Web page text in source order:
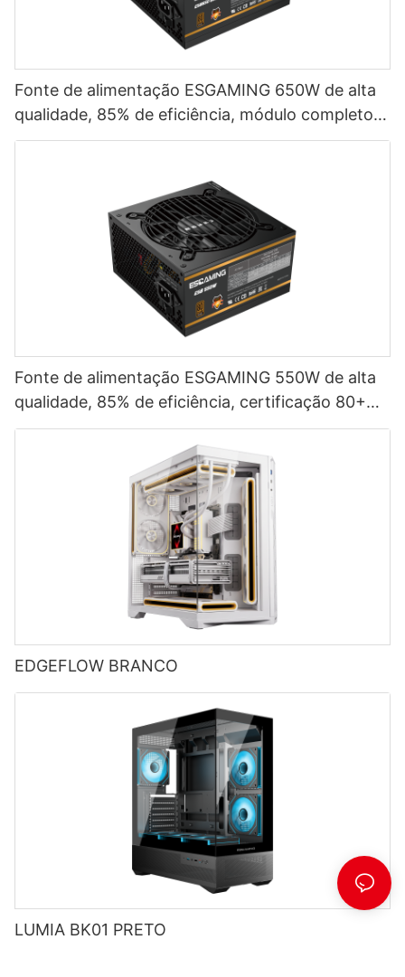
Fonte de alimentação ESGAMING 650W de alta
qualidade, 85% de eficiência, módulo completo,
certificação 80+ Bronze para PC desktop
Fonte de alimentação ESGAMING 550W de alta
qualidade, 85% de eficiência, certificação 80+
Bronze para PC desktop (ESB550W)
EDGEFLOW BRANCO
LUMIA BK01 PRETO